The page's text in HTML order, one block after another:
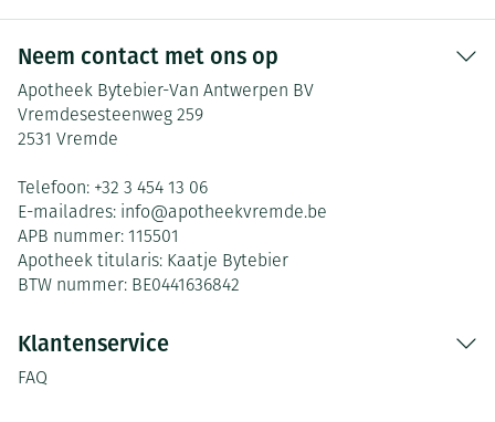
Neem contact met ons op
Apotheek Bytebier-Van Antwerpen BV
Vremdesesteenweg 259
2531 Vremde
Telefoon: +32 3 454 13 06
E-mailadres: info@apotheekvremde.be
APB nummer: 115501
Apotheek titularis: Kaatje Bytebier
BTW nummer: BE0441636842
Klantenservice
FAQ